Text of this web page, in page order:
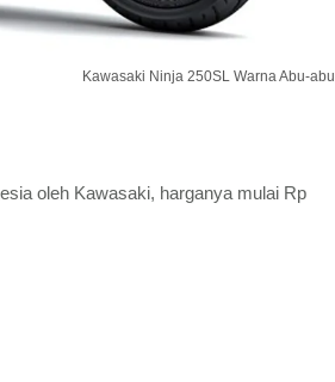
Kawasaki Ninja 250SL Warna Abu-abu
oleh Kawasaki, harganya mulai Rp